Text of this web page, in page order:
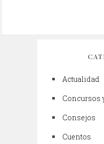
Actualidad
Concursos
Consejos
Cuentos